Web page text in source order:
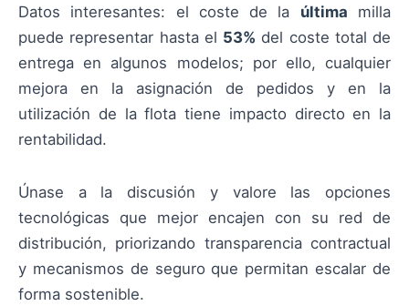
Datos interesantes: el coste de la última milla
puede representar hasta el 53% del coste total de
entrega en algunos modelos; por ello, cualquier
mejora en la asignación de pedidos y en la
utilización de la flota tiene impacto directo en la
rentabilidad.
Únase a la discusión y valore las opciones
tecnológicas que mejor encajen con su red de
distribución, priorizando transparencia contractual
y mecanismos de seguro que permitan escalar de
forma sostenible.